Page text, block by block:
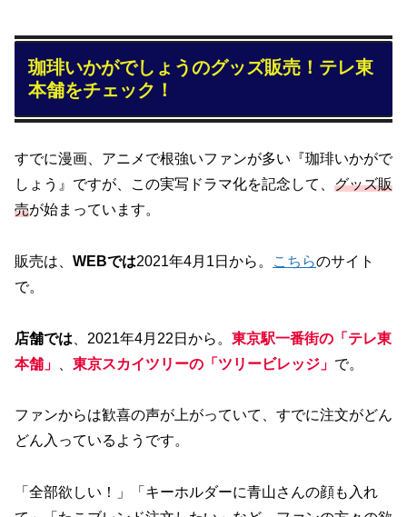
珈琲いかがでしょうのグッズ販売！テレ東
本舗をチェック！
すでに漫画、アニメで根強いファンが多い『珈琲いかがで
しょう』ですが、この実写ドラマ化を記念して、 グッズ販
売が始まっています。
販売は、 WEBでは2021年4月1日から。 こちらのサイト
で。
店舗では 、2021年4月22日から。 東京駅一番街の「テレ東
本舗」
東京スカイツリーの「ツリービレッジ」 で。
ファンからは歓喜の声が上がっていて、すでに注文がどん
どん入っているようです。
「全部欲しい！」「キーホルダーに青山さんの顔も入れ